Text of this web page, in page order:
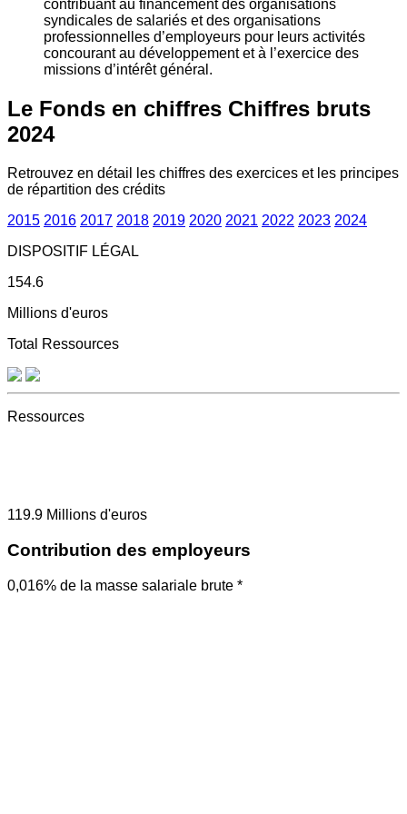
contribuant au financement des organisations
syndicales de salariés et des organisations
professionnelles d’employeurs pour leurs activités
concourant au développement et à l’exercice des
missions d’intérêt général.
Le Fonds en chiffres Chiffres bruts
2024
Retrouvez en détail les chiffres des exercices et les principes
de répartition des crédits
2015 2016 2017 2018 2019 2020 2021 2022 2023 2024
DISPOSITIF LÉGAL
154.6
Millions d'euros
Total Ressources
Ressources
119.9 Millions d'euros
Contribution des employeurs
0,016% de la masse salariale brute *